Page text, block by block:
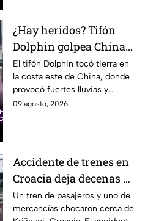
¿Hay heridos? Tifón
Dolphin golpea China
con fuertes vientos y
lluvias
El tifón Dolphin tocó tierra en
la costa este de China, donde
provocó fuertes lluvias y
vientos, además de alertas por
09 agosto, 2026
Accidente de trenes en
Croacia deja decenas de
heridos; seis están
graves
Un tren de pasajeros y uno de
mercancías chocaron cerca de